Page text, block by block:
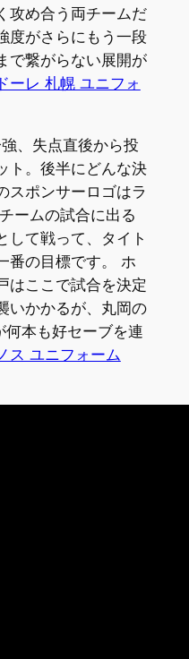
攻め合う両チームだ
度がさらにもう一段
で繋がらない展開が
ーレ 札幌 ユニフォ
、失点直後から投
ト。後半にどんな決
スポンサーロゴはラ
ームの試合に出る
して戦って、タイト
番の目標です。 ホ
はここで試合を決定
いかかるが、丸岡の
本も好セーブを連
ス ユニフォーム